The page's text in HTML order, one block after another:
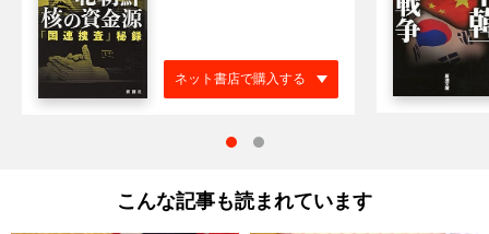
ネット書店で購入する
こんな記事も読まれています